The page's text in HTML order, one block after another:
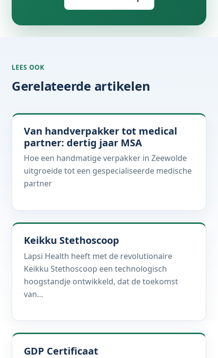
LEES OOK
Gerelateerde artikelen
Van handverpakker tot medical
partner: dertig jaar MSA
Hoe een handmatige verpakker in Zeewolde
uitgroeide tot een gespecialiseerde medische
partner
Keikku Stethoscoop
Lapsi Health heeft met de revolutionaire
Keikku Stethoscoop een technologisch
hoogstandje ontwikkeld, dat de toekomst
van…
GDP Certificaat